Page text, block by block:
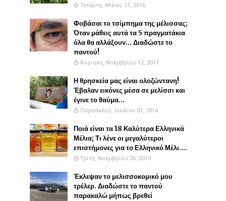
Τετάρτη, Μαΐου 11, 2016
Φοβάσαι το τσίμπημα της μέλισσας;
Όταν μάθεις αυτά τα 5 πραγματάκια
όλα θα αλλάξουν... Διαδώστε το
παντού!
Κυριακή, Νοεμβρίου 12, 2017
Η θρησκεία μας είναι ολοζώντανη!
Έβαλαν εικόνες μέσα σε μελίσσι και
έγινε το θαύμα...
Παρασκευή, Ιουλίου 01, 2016
Ποιά είναι τα 18 Καλύτερα Ελληνικά
Μέλια; Τι λένε οι μεγαλύτεροι
επιστήμονες για το Ελληνικό Μέλι....
Τρίτη, Νοεμβρίου 26, 2019
Έκλεψαν το μελισσοκομικό μου
τρέλερ. Διαδώστε το παντού
παρακαλώ μήπως βρεθεί